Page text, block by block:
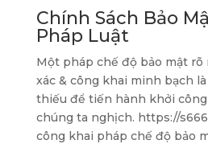
Chính Sách Bảo
Pháp Luật
Một pháp chế độ bảo mật rõ
xác & công khai minh bạch
thiếu để tiến hành khởi
chúng ta nghịch. https://
công khai pháp chế độ bảo